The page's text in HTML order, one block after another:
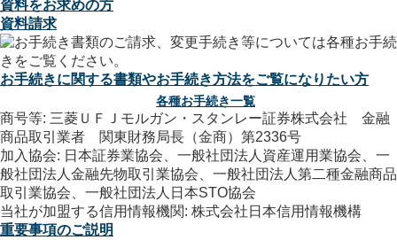
資料をお求めの方
資料請求
お手続きに関する書類やお手続き方法をご覧になりたい方
各種お手続き一覧
商号等: 三菱ＵＦＪモルガン・スタンレー証券株式会社 金融
商品取引業者 関東財務局長（金商）第2336号
加入協会: 日本証券業協会、一般社団法人資産運用業協会、一
般社団法人金融先物取引業協会、一般社団法人第二種金融商品
取引業協会、一般社団法人日本STO協会
当社が加盟する信用情報機関: 株式会社日本信用情報機構
重要事項のご説明